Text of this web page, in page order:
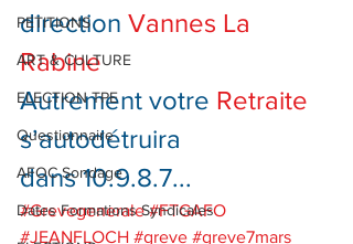
PETITIONS
ART & CULTURE
ELECTION TPE
Questionnaire
AFOC Sondage
Dates Formations Syndicales
direction Vannes La
Rabine
Autrement votre Retraite
s’autodétruira
dans 10.9.8.7...
#Grevegenerale #FTGAFO
#JEANFLOCH #greve #greve7mars